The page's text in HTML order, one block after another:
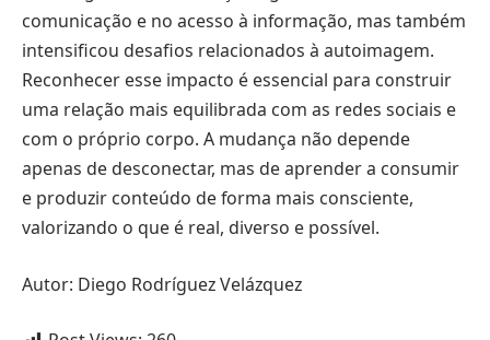
comunicação e no acesso à informação, mas também
intensificou desafios relacionados à autoimagem.
Reconhecer esse impacto é essencial para construir
uma relação mais equilibrada com as redes sociais e
com o próprio corpo. A mudança não depende
apenas de desconectar, mas de aprender a consumir
e produzir conteúdo de forma mais consciente,
valorizando o que é real, diverso e possível.
Autor: Diego Rodríguez Velázquez